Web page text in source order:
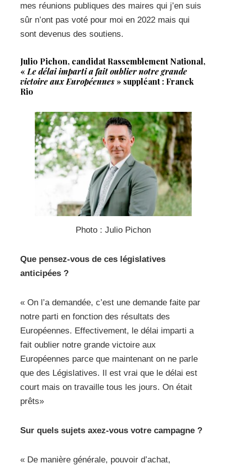
mes réunions publiques des maires qui j’en suis
sûr n’ont pas voté pour moi en 2022 mais qui
sont devenus des soutiens.
Julio Pichon, candidat Rassemblement National,
« Le délai imparti a fait oublier notre grande
victoire aux Européennes» suppléant : Franck
Rio
Photo : Julio Pichon
Que pensez-vous de ces législatives
anticipées ?
« On l’a demandée, c’est une demande faite par
notre parti en fonction des résultats des
Européennes. Effectivement, le délai imparti a
fait oublier notre grande victoire aux
Européennes parce que maintenant on ne parle
que des Législatives. Il est vrai que le délai est
court mais on travaille tous les jours. On était
prêts»
Sur quels sujets axez-vous votre campagne ?
« De manière générale, pouvoir d’achat,